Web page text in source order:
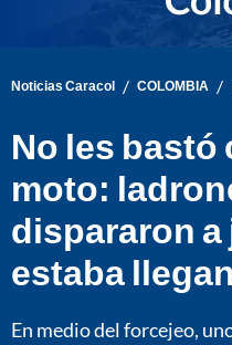
Noticias Caracol / COLOMBIA /
No les
moto:
dispararon a
estaba
En medio del forcejeo,